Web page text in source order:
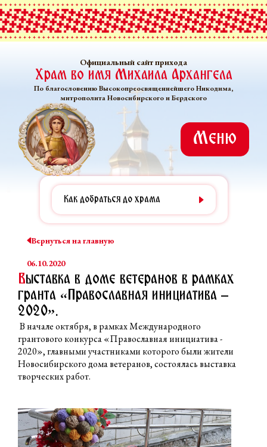
Официальный сайт прихода
Храм во имя Михаила Архангела
По благословению Высокопреосвященнейшего Никодима,
митрополита Новосибирского и Бердского
Меню
Как добраться до храма
Вернуться на главную
06.10.2020
Выставка в доме ветеранов в рамках
гранта «Православная инициатива –
2020».
В начале октября, в рамках Международного
грантового конкурса «Православная инициатива -
2020», главными участниками которого были жители
Новосибирского дома ветеранов, состоялась выставка
творческих работ.